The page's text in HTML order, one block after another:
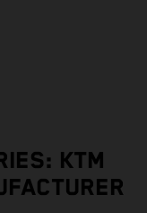
KTM